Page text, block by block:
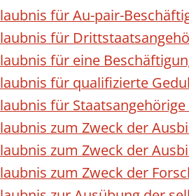
für Au-pair-
für
für eine
für qualifizierte
für
zum Zweck der
zum Zweck der
zum Zweck der